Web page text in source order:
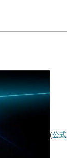
(公式